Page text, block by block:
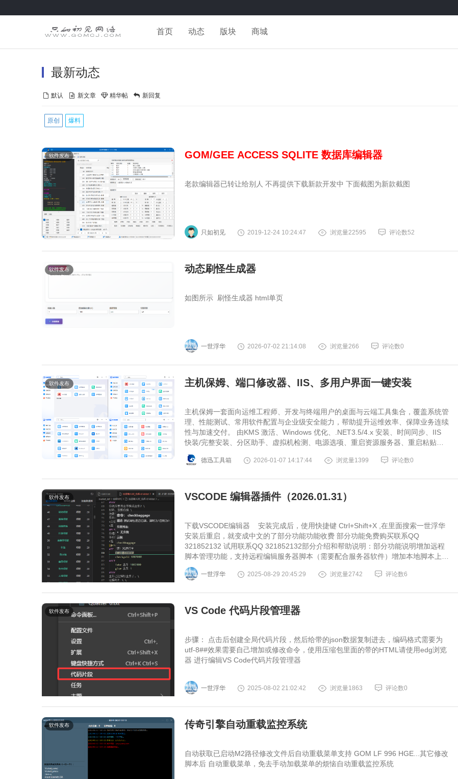
首页 动态 版块 商城
最新动态
默认 新文章 精华帖 新回复
原创 爆料
软件发布 GOM/GEE ACCESS SQLITE 数据库编辑器
老款编辑器已转让给别人 不再提供下载新款开发中 下面截图为新款截图
只如初见 2019-12-24 10:24:47 浏览量22595 评论数52
软件发布 动态刷怪生成器
如图所示 刷怪生成器 html单页
一世浮华 2026-07-02 21:14:08 浏览量266 评论数0
软件发布 主机保姆、端口修改器、IIS、多用户界面一键安装
主机保姆一套面向运维工程师、开发与终端用户的桌面与云端工具集合，覆盖系统管
理、性能测试、常用软件配置与企业级安全能力，帮助提升运维效率、保障业务连续
性与加速交付。 由KMS 激活、Windows 优化、.NET3.5/4.x 安装、时间同步、IIS
快装/完整安装、分区助手、虚拟机检测、电源选项、重启资源服务器、重启粘贴
板、重启计算机、修改密码、程序和功能入口等功能组成。功能有多界面安装/配置/
卸载、远程端口修改、重启远程服务、端口测试、系统监控与多种基准测试
德迅工具箱 2026-01-07 14:17:44 浏览量1399 评论数0
软件发布 VSCODE 编辑器插件（2026.01.31）
下载VSCODE编辑器 安装完成后，使用快捷键 Ctrl+Shift+X ,在里面搜索一世浮华
安装后重启，就变成中文的了部分功能功能收费 部分功能免费购买联系QQ
321852132 试用联系QQ 321852132部分介绍和帮助说明：部分功能说明增加远程
脚本管理功能，支持远程编辑服务器脚本（需要配合服务器软件）增加本地脚本上传
服务器功能 （需要配合服务器软件）增加远程加载引擎菜单功能 （需要配合服务器
软件）支持大纲视图支持代码补全 支
一世浮华 2025-08-29 20:45:29 浏览量2742 评论数6
软件发布 VS Code 代码片段管理器
步骤： 点击后创建全局代码片段，然后给带的json数据复制进去，编码格式需要为
utf-8##效果需要自己增加或修改命令，使用压缩包里面的带的HTML请使用edg浏览
器 进行编辑VS Code代码片段管理器
一世浮华 2025-08-02 21:02:42 浏览量1863 评论数0
软件发布 传奇引擎自动重载监控系统
自动获取已启动M2路径修改文件后自动重载菜单支持 GOM LF 996 HGE...其它修改
脚本后 自动重载菜单，免去手动加载菜单的烦恼自动重载监控系统